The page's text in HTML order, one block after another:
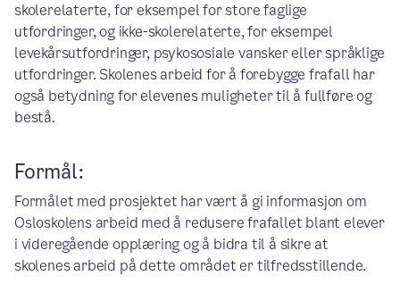
skolerelaterte, for eksempel for store faglige
utfordringer, og ikke-skolerelaterte, for eksempel
levekårsutfordringer, psykososiale vansker eller språklige
utfordringer. Skolenes arbeid for å forebygge frafall har
også betydning for elevenes muligheter til å fullføre og
bestå.
Formål:
Formålet med prosjektet har vært å gi informasjon om
Osloskolens arbeid med å redusere frafallet blant elever
i videregående opplæring og å bidra til å sikre at
skolenes arbeid på dette området er tilfredsstillende.